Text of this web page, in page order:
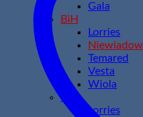
Gala
BiH
Lorries
Niewiadow
Temared
Vesta
Wiola
HR
Lorries